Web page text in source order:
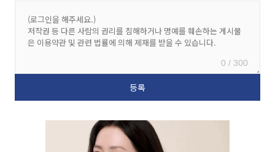
0 / 300